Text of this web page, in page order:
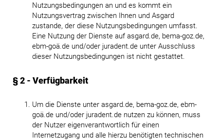
Nutzungsbedingungen an und es kommt ein
Nutzungsvertrag zwischen Ihnen und Asgard
zustande, der diese Nutzungsbedingungen umfasst.
Eine Nutzung der Dienste auf asgard.de, bema-goz.de,
ebm-goä.de und/oder juradent.de unter Ausschluss
dieser Nutzungsbedingungen ist nicht gestattet.
§ 2 - Verfügbarkeit
Um die Dienste unter asgard.de, bema-goz.de, ebm-
goä.de und/oder juradent.de nutzen zu können, muss
der Nutzer eigenverantwortlich für einen
Internetzugang und alle hierzu benötigten technischen